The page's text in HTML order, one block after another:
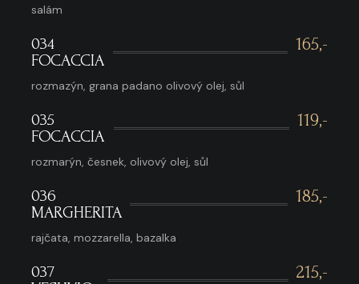
034
FOCACCIA
165,-
rozmazýn, grana padano olivový olej, sůl
035
FOCACCIA
119,-
rozmarýn, česnek, olivový olej, sůl
036
MARGHERITA
185,-
rajčata, mozzarella, bazalka
037
215,-
salám